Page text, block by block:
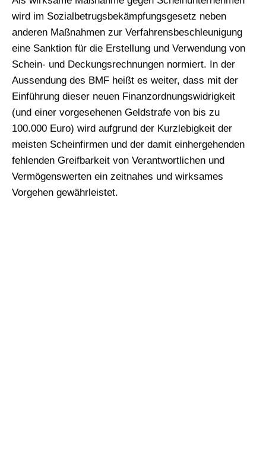
wird im Sozialbetrugsbekämpfungsgesetz neben
anderen Maßnahmen zur Verfahrensbeschleunigung
eine Sanktion für die Erstellung und Verwendung von
Schein- und Deckungsrechnungen normiert. In der
Aussendung des BMF heißt es weiter, dass mit der
Einführung dieser neuen Finanzordnungswidrigkeit
(und einer vorgesehenen Geldstrafe von bis zu
100.000 Euro) wird aufgrund der Kurzlebigkeit der
meisten Scheinfirmen und der damit einhergehenden
fehlenden Greifbarkeit von Verantwortlichen und
Vermögenswerten ein zeitnahes und wirksames
Vorgehen gewährleistet.